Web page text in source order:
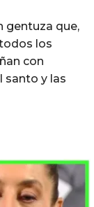
gentuza que,
los
con
santo y las